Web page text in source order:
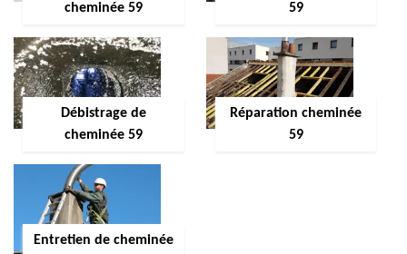
cheminée 59
59
Débistrage de
cheminée 59
Réparation cheminée
59
Entretien de cheminée